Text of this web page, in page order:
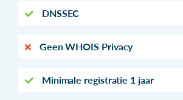
DNSSEC
Geen WHOIS Privacy
Minimale registratie 1 jaar